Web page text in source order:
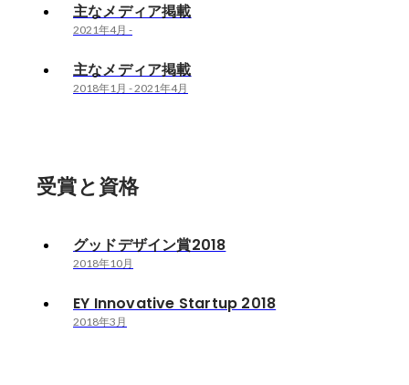
主なメディア掲載
2021年4月 -
主なメディア掲載
2018年1月 -2021年4月
受賞と資格
グッドデザイン賞2018
2018年10月
EY Innovative Startup 2018
2018年3月